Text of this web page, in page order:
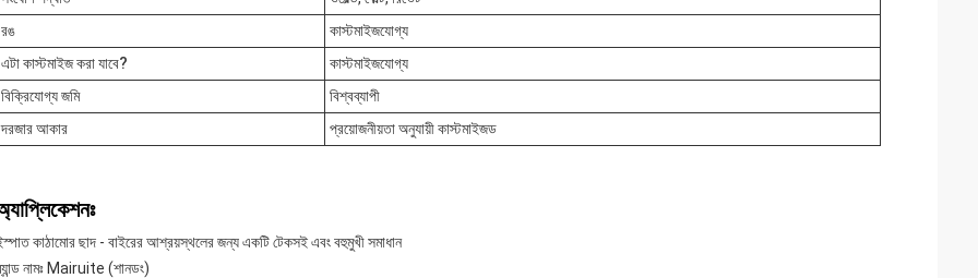
রঙ
কাস্টমাইজযোগ্য
এটা কাস্টমাইজ করা যাবে?
কাস্টমাইজযোগ্য
বিক্রিযোগ্য জমি
বিশ্বব্যাপী
দরজার আকার
প্রয়োজনীয়তা অনুযায়ী কাস্টমাইজড
কাঠামোর ছাদ - বাইরের আশ্রয়স্থলের জন্য একটি টেকসই এবং বহুমুখী সমাধান
নামঃ Mairuite (শানডং)